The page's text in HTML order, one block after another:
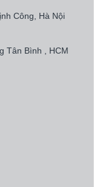
Công, Hà Nội
Tân Bình , HCM